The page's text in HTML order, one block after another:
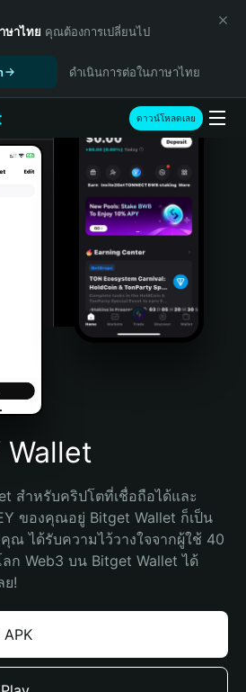
ษาไทย คุณต้องการเปลี่ยนไป
ดำเนินการต่อในภาษาไทย
ดาวน์โหลดเลย
Wallet
สำหรับคริปโตที่เชื่อถือได้และ
ของคุณอยู่ Bitget Wallet ก็เป็น
ณ ได้รับความไว้วางใจจากผู้ใช้ 40
ก Web3 บน Bitget Wallet ได้
ย!